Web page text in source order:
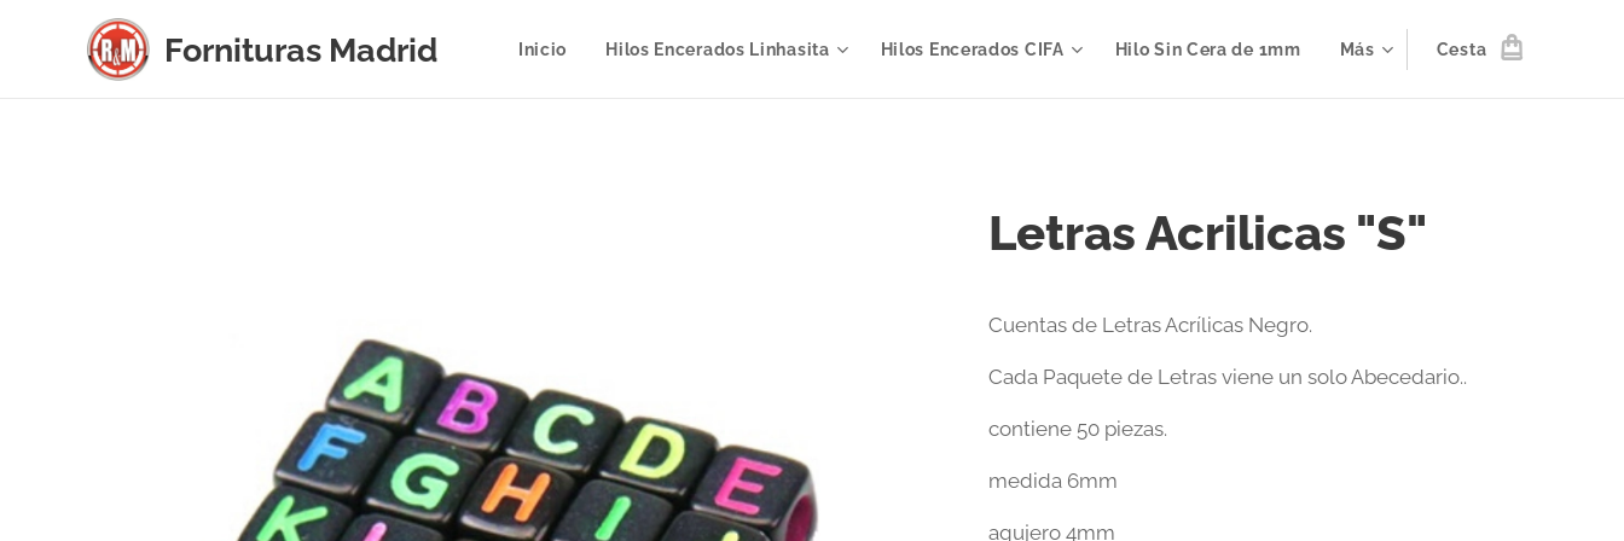
Fornituras Madrid Inicio Hilos Encerados Linhasita Hilos Encerados CIFA Hilo Sin Cera de 1mm Más Cesta
Letras Acrilicas "S"
Cuentas de Letras Acrílicas Negro.
Cada Paquete de Letras viene un solo Abecedario..
contiene 50 piezas.
medida 6mm
agujero 4mm